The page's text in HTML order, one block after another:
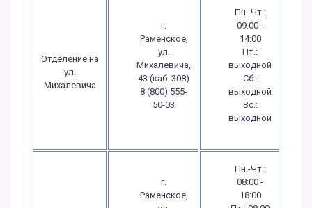
Отделение на
ул.
Михалевича
г.
Раменское,
ул.
Михалевича,
43 (каб. 308)
8 (800) 555-
50-03
Пн.-Чт.:
09:00 -
14:00
Пт.:
выходной
Сб.:
выходной
Вс.:
выходной
г.
Раменское,
Пн.-Чт.:
08:00 -
18:00